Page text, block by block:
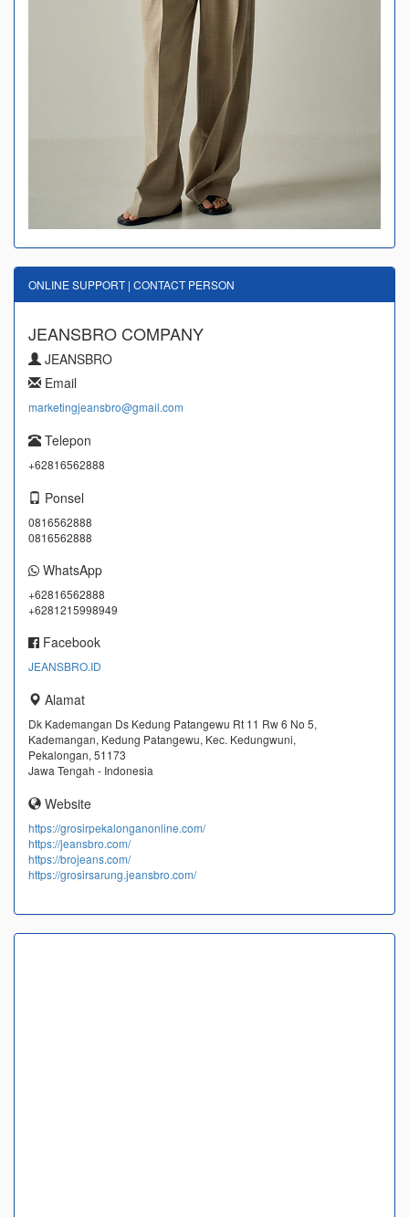
ONLINE SUPPORT | CONTACT PERSON
JEANSBRO COMPANY
JEANSBRO
Email
marketingjeansbro@gmail.com
Telepon
+62816562888
Ponsel
0816562888
0816562888
WhatsApp
+62816562888
+6281215998949
Facebook
JEANSBRO.ID
Alamat
Dk Kademangan Ds Kedung Patangewu Rt 11 Rw 6 No 5,
Kademangan, Kedung Patangewu, Kec. Kedungwuni,
Pekalongan, 51173
Jawa Tengah - Indonesia
Website
https://grosirpekalonganonline.com/
https://jeansbro.com/
https://brojeans.com/
https://grosirsarung.jeansbro.com/